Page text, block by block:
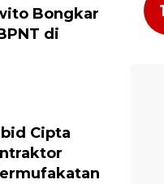
Bongkar
di
Cipta